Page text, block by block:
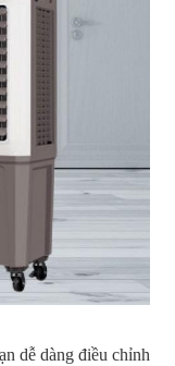
dễ dàng điều chỉnh
Quạt hút âm trần
Nanoco NMV1421
210,000
190,000 VNĐ